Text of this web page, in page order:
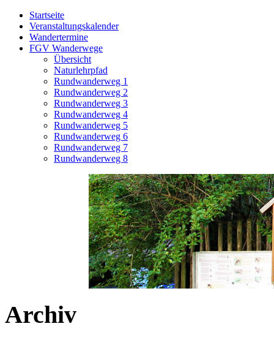
Startseite
Veranstaltungskalender
Wandertermine
FGV Wanderwege
Übersicht
Naturlehrpfad
Rundwanderweg 1
Rundwanderweg 2
Rundwanderweg 3
Rundwanderweg 4
Rundwanderweg 5
Rundwanderweg 6
Rundwanderweg 7
Rundwanderweg 8
Archiv